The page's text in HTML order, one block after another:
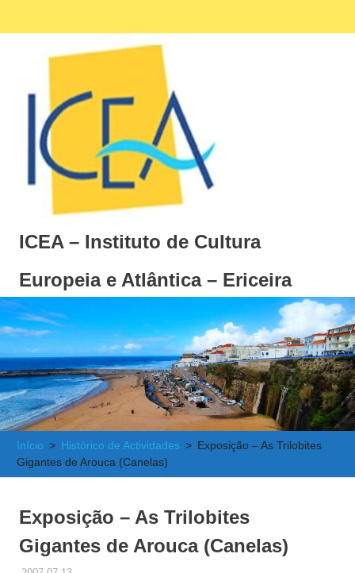
ICEA – Instituto de Cultura
Europeia e Atlântica – Ericeira
Instituto
de
Cultura
Europeia
e
Atlântica
Início Histórico de Actividades
Exposição – As Trilobites
Gigantes de Arouca (Canelas)
Exposição – As Trilobites
Gigantes de Arouca (Canelas)